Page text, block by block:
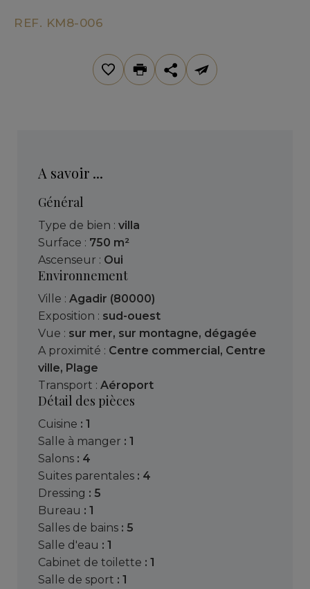
REF. KM8-006
A savoir ...
Général
Type de bien : villa
Surface : 750 m²
Ascenseur : Oui
Environnement
Ville : Agadir (80000)
Exposition : sud-ouest
Vue : sur mer, sur montagne, dégagée
A proximité : Centre commercial, Centre
ville, Plage
Transport : Aéroport
Détail des pièces
cuisine : 1
salle à manger : 1
salons : 4
suites parentales : 4
dressing : 5
bureau : 1
salles de bains : 5
salle d'eau : 1
cabinet de toilette : 1
salle de sport : 1